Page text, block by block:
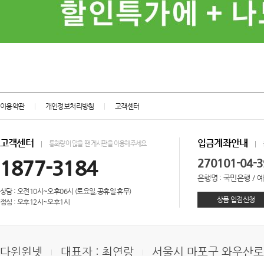
이용약관 개인정보처리방침 고객센터
고객센터 통화량이 많을 땐 게시판을 이용해주세요
1877-3184
상담 : 오전10시~오후06시 (토요일,공휴일 휴무)
점심 : 오후12시~오후1시
입금계좌안내
270101-04-
은행명 : 국민은행 /
상품 입점신청
다윈윈넷 대표자 : 최연랑
서울시 마포구 와우산